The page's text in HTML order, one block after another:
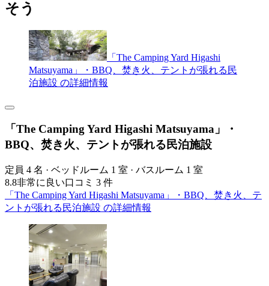
そう
「The Camping Yard Higashi
Matsuyama」・BBQ、焚き火、テントが張れる民
泊施設 の詳細情報
「The Camping Yard Higashi Matsuyama」・
BBQ、焚き火、テントが張れる民泊施設
定員 4 名 · ベッドルーム 1 室 · バスルーム 1 室
8.8非常に良い口コミ 3 件
「The Camping Yard Higashi Matsuyama」・BBQ、焚き火、テ
ントが張れる民泊施設 の詳細情報